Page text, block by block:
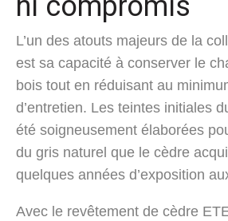
L’un des atouts majeurs de la
est sa capacité à conserver le
bois tout en réduisant au
d’entretien. Les teintes initiales
été soigneusement élaborées
du gris naturel que le cèdre
quelques années d’exposition
Avec le revêtement de cèdre